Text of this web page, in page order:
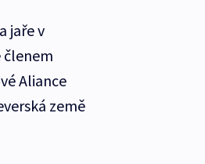
jaře v
členem
Aliance
země